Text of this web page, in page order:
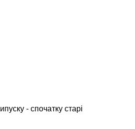
- спочатку старі